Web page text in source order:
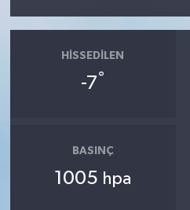
HISSEDILEN
-7°
BASINÇ
1005 hpa